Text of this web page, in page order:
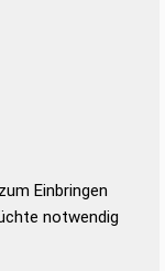
Einbringen
notwendig